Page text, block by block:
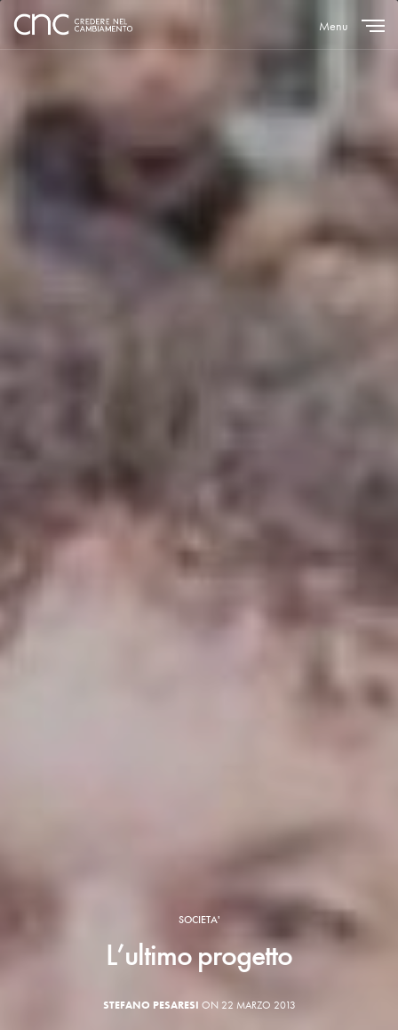
Menu
SOCIETA'
L’ultimo progetto
STEFANO PESARESI ON 22 MARZO 2013